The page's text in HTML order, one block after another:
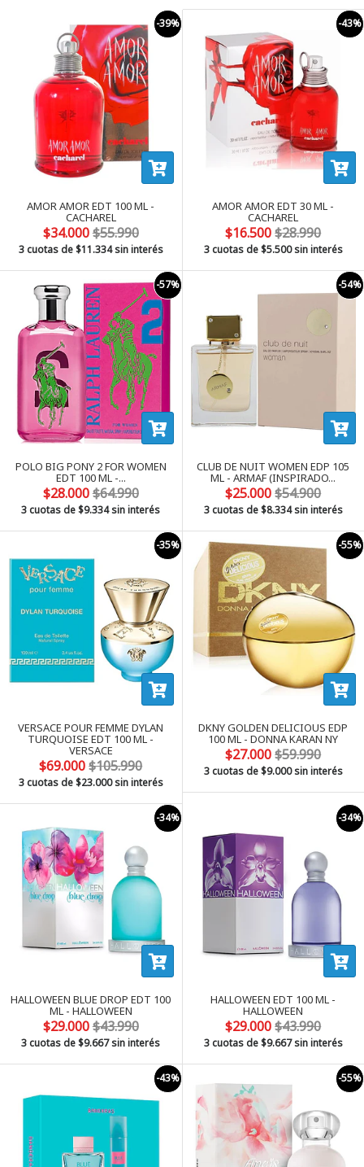
-39%
AMOR AMOR EDT 100 ML -
CACHAREL
$34.000$55.990
3 cuotas de$11.334sin interés
-43%
AMOR AMOR EDT 30 ML -
CACHAREL
$16.500$28.990
3 cuotas de$5.500sin interés
-57%
POLO BIG PONY 2 FOR WOMEN
EDT 100 ML -...
$28.000$64.990
3 cuotas de$9.334sin interés
-54%
CLUB DE NUIT WOMEN EDP 105
ML - ARMAF (INSPIRADO...
$25.000$54.900
3 cuotas de$8.334sin interés
-35%
VERSACE POUR FEMME DYLAN
TURQUOISE EDT 100 ML -
VERSACE
$69.000$105.990
3 cuotas de$23.000sin interés
-55%
DKNY GOLDEN DELICIOUS EDP
100 ML - DONNA KARAN NY
$27.000$59.990
3 cuotas de$9.000sin interés
-34%
HALLOWEEN BLUE DROP EDT 100
ML - HALLOWEEN
$29.000$43.990
3 cuotas de$9.667sin interés
-34%
HALLOWEEN EDT 100 ML -
HALLOWEEN
$29.000$43.990
3 cuotas de$9.667sin interés
-43% -55%